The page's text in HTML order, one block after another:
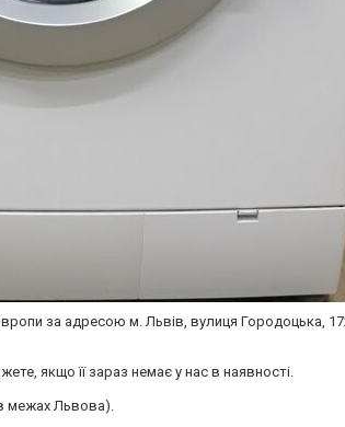
за адресою м. Львів, вулиця Городоцька,
якщо її зараз немає у нас в наявності.
межах Львова).